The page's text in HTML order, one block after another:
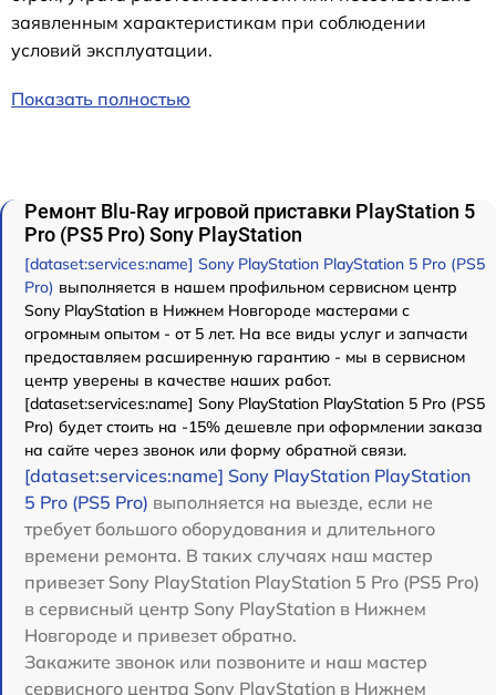
заявленным характеристикам при соблюдении
условий эксплуатации.
Показать полностью
Ремонт Blu-Ray игровой приставки PlayStation 5
Pro (PS5 Pro) Sony PlayStation
[dataset:services:name] Sony PlayStation PlayStation 5 Pro (PS5
Pro) выполняется в нашем профильном сервисном центр
Sony PlayStation в Нижнем Новгороде мастерами с
огромным опытом - от 5 лет. На все виды услуг и запчасти
предоставляем расширенную гарантию - мы в сервисном
центр уверены в качестве наших работ.
[dataset:services:name] Sony PlayStation PlayStation 5 Pro (PS5
Pro) будет стоить на -15% дешевле при оформлении заказа
на сайте через звонок или форму обратной связи.
[dataset:services:name] Sony PlayStation PlayStation
5 Pro (PS5 Pro) выполняется на выезде, если не
требует большого оборудования и длительного
времени ремонта. В таких случаях наш мастер
привезет Sony PlayStation PlayStation 5 Pro (PS5 Pro)
в сервисный центр Sony PlayStation в Нижнем
Новгороде и привезет обратно.
Закажите звонок или позвоните и наш мастер
сервисного центра Sony PlayStation в Нижнем